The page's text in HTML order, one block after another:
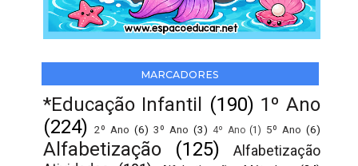
MARCADORES
*Educação Infantil (190) 1º Ano
(224) 2º Ano (6) 3º Ano (3) 4º Ano (1) 5º Ano (6)
Alfabetização (125)
Alfabetização